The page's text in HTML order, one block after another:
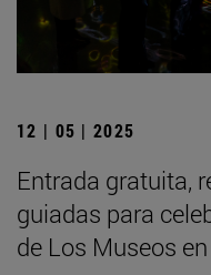
12 | 05 | 2025
Entrada gratuita,
guiadas para
de Los Museos